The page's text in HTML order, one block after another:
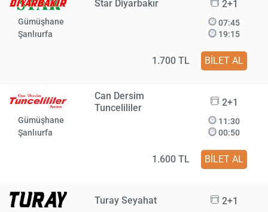
Star Diyarbakır 2+1
Gümüşhane
Şanlıurfa
07:45
19:15
1.700 TL BİLET AL
Can Dersim
Tuncelililer
2+1
Gümüşhane
Şanlıurfa
11:30
00:50
1.600 TL BİLET AL
Turay Seyahat 2+1